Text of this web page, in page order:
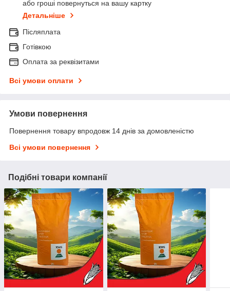
або гроші повернуться на вашу картку
Детальніше
Післяплата
Готівкою
Оплата за реквізитами
Всі умови оплати
Умови повернення
Повернення товару впродовж 14 днів за домовленістю
Всі умови повернення
Подібні товари компанії